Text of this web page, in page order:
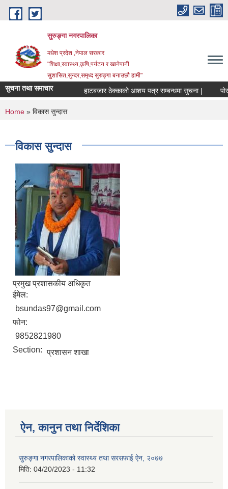
Skip to main content
सुरुङ्‍गा नगरपालिका
मधेश प्रदेश ,नेपाल सरकार
"शिक्षा,स्वास्थ्य,कृषि,पर्यटन र खानेपानी
सुशासित,सुन्दर,समृध्द सुरुङ्गा बनाउछौ हामी"
सुचना तथा समाचार हाटबजार ठेक्काको आशय पत्र सम्बन्धमा सुचना |
You are here
Home » विकास सुन्दास
विकास सुन्दास
प्रमुख प्रशासकीय अधिकृत
ईमेल:
bsundas97@gmail.com
फोन:
9852821980
Section: प्रशासन शाखा
ऐन, कानुन तथा निर्देशिका
सुरुङ्गा नगरपालिकाको स्वास्थ्य तथा सरसफाई ऐन, २०७७
मिति: 04/20/2023 - 11:32